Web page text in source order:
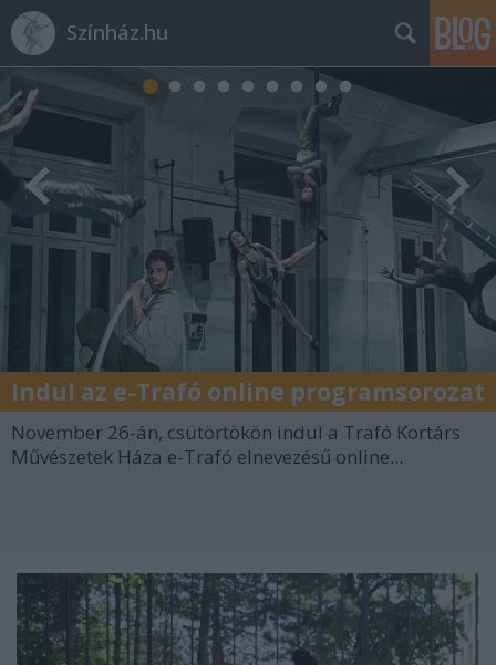
Színház.hu
Indul az e-Trafó online programsorozat
November 26-án, csütörtökön indul a Trafó Kortárs
Művészetek Háza e-Trafó elnevezésű online...